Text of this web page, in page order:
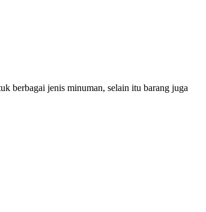
berbagai jenis minuman, selain itu barang juga